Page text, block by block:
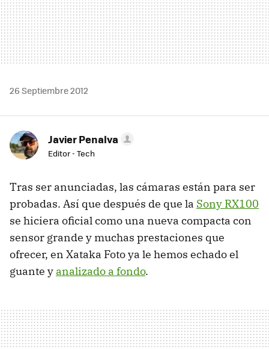
26 Septiembre 2012
Javier Penalva
Editor - Tech
Tras ser anunciadas, las cámaras están para ser
probadas. Así que después de que la Sony RX100
se hiciera oficial como una nueva compacta con
sensor grande y muchas prestaciones que
ofrecer, en Xataka Foto ya le hemos echado el
guante y analizado a fondo.